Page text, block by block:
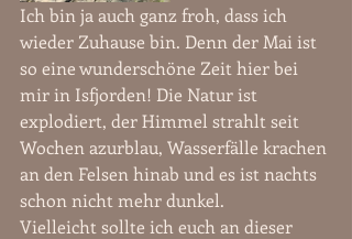
Ich bin ja auch ganz froh, dass ich
wieder Zuhause bin. Denn der Mai ist
so eine wunderschöne Zeit hier bei
mir in Isfjorden! Die Natur ist
explodiert, der Himmel strahlt seit
Wochen azurblau, Wasserfälle krachen
an den Felsen hinab und es ist nachts
schon nicht mehr dunkel.
Vielleicht sollte ich euch an dieser